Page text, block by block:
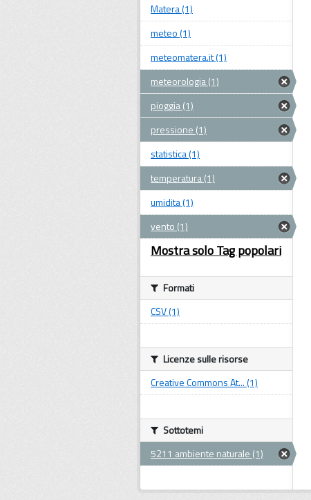
Matera (1)
meteo (1)
meteomatera.it (1)
meteorologia (1)
pioggia (1)
pressione (1)
statistica (1)
temperatura (1)
umidita (1)
vento (1)
Mostra solo Tag popolari
Formati
CSV (1)
Licenze sulle risorse
Creative Commons At... (1)
Sottotemi
5211 ambiente naturale (1)